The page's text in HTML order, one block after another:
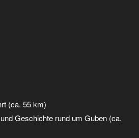
(ca. 55 km)
Geschichte rund um Guben (ca.